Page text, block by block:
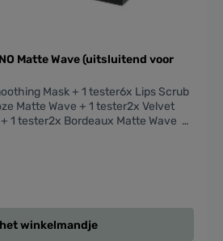
Mask + 1 tester6x Lips Scrub
Matte Wave + 1 tester2x Velvet
1 tester2x Bordeaux Matte Wave +
winkelmandje